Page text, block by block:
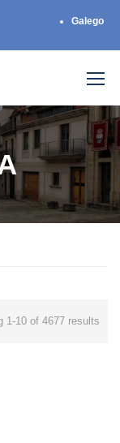
Galego
1-10 of 4677 results